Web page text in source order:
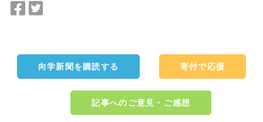
e
向学新聞を購読する 寄付で応援
記事へのご意見・ご感想